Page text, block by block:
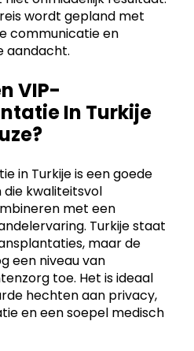
wordt gepland met
communicatie en
aandacht.
VIP-
In Turkije
in Turkije is een goede
kwaliteitsvol
met een
Turkije staat
maar de
een niveau van
toe. Het is ideaal
hechten aan privacy,
en een soepel medisch